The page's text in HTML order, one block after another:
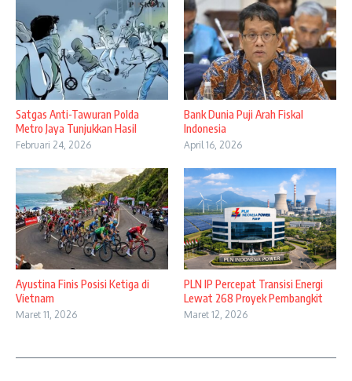
Satgas Anti-Tawuran Polda
Metro Jaya Tunjukkan Hasil
Februari 24, 2026
Bank Dunia Puji Arah Fiskal
Indonesia
April 16, 2026
Ayustina Finis Posisi Ketiga di
Vietnam
Maret 11, 2026
PLN IP Percepat Transisi Energi
Lewat 268 Proyek Pembangkit
Maret 12, 2026